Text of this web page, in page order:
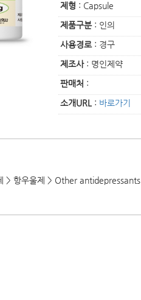
제형 : Capsule
제품구분: 인의
사용경로 : 경구
제조사: 명인제약
판매처 :
소개URL : 바로가기
> 항우울제 > Other antidepressants